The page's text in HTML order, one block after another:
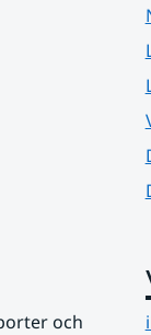
och